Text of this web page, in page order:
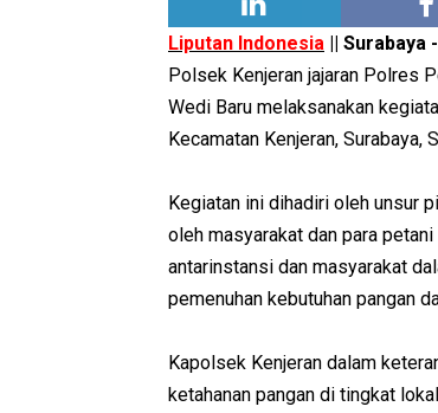
Liputan Indonesia || Surabaya -
Polsek Kenjeran jajaran Polres
Wedi Baru melaksanakan
Kecamatan Kenjeran,
Kegiatan ini dihadiri oleh unsur
oleh masyarakat dan para
antarinstansi dan masyarakat
pemenuhan kebutuhan pangan
Kapolsek Kenjeran dalam
ketahanan pangan di tingkat